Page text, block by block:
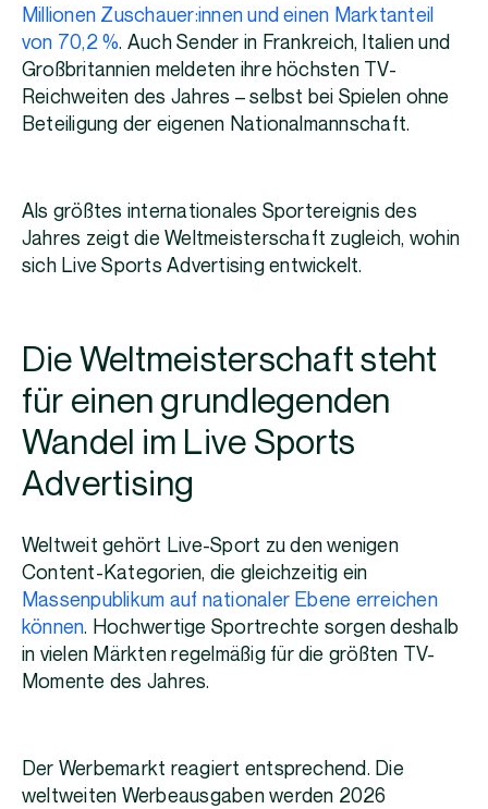
Millionen Zuschauer:innen und einen Marktanteil
von 70,2 %. Auch Sender in Frankreich, Italien und
Großbritannien meldeten ihre höchsten TV-
Reichweiten des Jahres – selbst bei Spielen ohne
Beteiligung der eigenen Nationalmannschaft.
Als größtes internationales Sportereignis des
Jahres zeigt die Weltmeisterschaft zugleich, wohin
sich Live Sports Advertising entwickelt.
Die Weltmeisterschaft steht
für einen grundlegenden
Wandel im Live Sports
Advertising
Weltweit gehört Live-Sport zu den wenigen
Content-Kategorien, die gleichzeitig ein
Massenpublikum auf nationaler Ebene erreichen
können. Hochwertige Sportrechte sorgen deshalb
in vielen Märkten regelmäßig für die größten TV-
Momente des Jahres.
Der Werbemarkt reagiert entsprechend. Die
weltweiten Werbeausgaben werden 2026